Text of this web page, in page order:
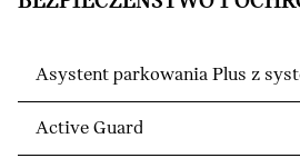
Asystent parkowania Plus z
Active Guard